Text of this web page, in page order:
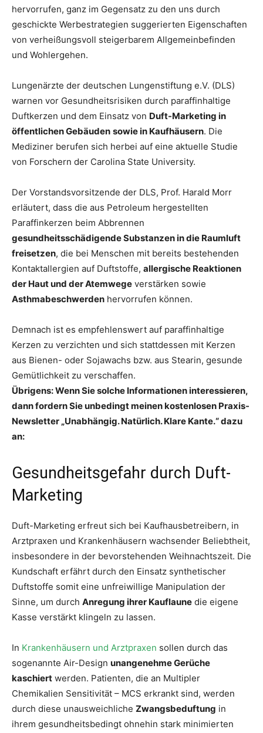
hervorrufen, ganz im Gegensatz zu den uns durch
geschickte Werbestrategien suggerierten Eigenschaften
von verheißungsvoll steigerbarem Allgemeinbefinden
und Wohlergehen.
Lungenärzte der deutschen Lungenstiftung e.V. (DLS)
warnen vor Gesundheitsrisiken durch paraffinhaltige
Duftkerzen und dem Einsatz von Duft-Marketing in
öffentlichen Gebäuden sowie in Kaufhäusern. Die
Mediziner berufen sich herbei auf eine aktuelle Studie
von Forschern der Carolina State University.
Der Vorstandsvorsitzende der DLS, Prof. Harald Morr
erläutert, dass die aus Petroleum hergestellten
Paraffinkerzen beim Abbrennen
gesundheitsschädigende Substanzen in die Raumluft
freisetzen, die bei Menschen mit bereits bestehenden
Kontaktallergien auf Duftstoffe, allergische Reaktionen
der Haut und der Atemwege verstärken sowie
Asthmabeschwerden hervorrufen können.
Demnach ist es empfehlenswert auf paraffinhaltige
Kerzen zu verzichten und sich stattdessen mit Kerzen
aus Bienen- oder Sojawachs bzw. aus Stearin, gesunde
Gemütlichkeit zu verschaffen.
Übrigens: Wenn Sie solche Informationen interessieren,
dann fordern Sie unbedingt meinen kostenlosen Praxis-
Newsletter „Unabhängig. Natürlich. Klare Kante.“ dazu
an:
Gesundheitsgefahr durch Duft-
Marketing
Duft-Marketing erfreut sich bei Kaufhausbetreibern, in
Arztpraxen und Krankenhäusern wachsender Beliebtheit,
insbesondere in der bevorstehenden Weihnachtszeit. Die
Kundschaft erfährt durch den Einsatz synthetischer
Duftstoffe somit eine unfreiwillige Manipulation der
Sinne, um durch Anregung ihrer Kauflaune die eigene
Kasse verstärkt klingeln zu lassen.
In Krankenhäusern und Arztpraxen sollen durch das
sogenannte Air-Design unangenehme Gerüche
kaschiert werden. Patienten, die an Multipler
Chemikalien Sensitivität – MCS erkrankt sind, werden
durch diese unausweichliche Zwangsbeduftung in
ihrem gesundheitsbedingt ohnehin stark minimierten